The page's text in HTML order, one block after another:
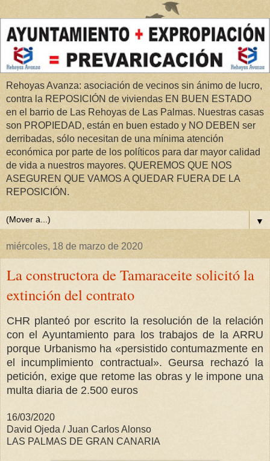
Rehoyas Avanza: asociación de vecinos sin ánimo de lucro,
contra la REPOSICIÓN de viviendas EN BUEN ESTADO
en el barrio de Las Rehoyas de Las Palmas. Nuestras casas
son PROPIEDAD, están en buen estado y NO DEBEN ser
derribadas, sólo necesitan de una mínima atención
económica por parte de los políticos para dar mayor calidad
de vida a nuestros mayores. QUEREMOS QUE NOS
ASEGUREN QUE VAMOS A QUEDAR FUERA DE LA
REPOSICIÓN.
▼
miércoles, 18 de marzo de 2020
La constructora de Tamaraceite solicitó la
extinción del contrato
CHR planteó por escrito la resolución de la relación
con el Ayuntamiento para los trabajos de la ARRU
porque Urbanismo ha «persistido contumazmente en
el incumplimiento contractual». Geursa rechazó la
petición, exige que retome las obras y le impone una
multa diaria de 2.500 euros
16/03/2020
David Ojeda / Juan Carlos Alonso
LAS PALMAS DE GRAN CANARIA